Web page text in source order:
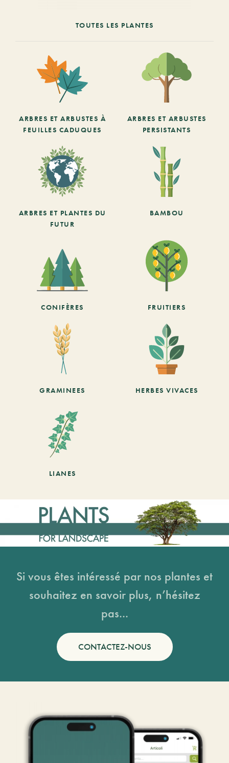
TOUTES LES PLANTES
ARBRES ET ARBUSTES À
FEUILLES CADUQUES
ARBRES ET ARBUSTES
PERSISTANTS
ARBRES ET PLANTES DU
FUTUR
BAMBOU
CONIFÈRES FRUITIERS
GRAMINEES HERBES VIVACES
LIANES
Si vous êtes intéressé par nos plantes et
souhaitez en savoir plus, n’hésitez
pas...
CONTACTEZ-NOUS